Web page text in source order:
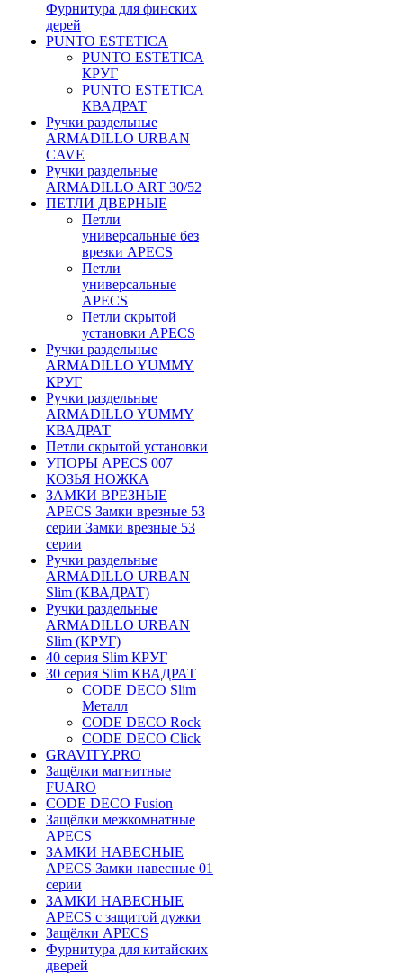
Фурнитура для финских
дерей
PUNTO ESTETICA
PUNTO ESTETICA
КРУГ
PUNTO ESTETICA
КВАДРАТ
Ручки раздельные
ARMADILLO URBAN
CAVE
Ручки раздельные
ARMADILLO ART 30/52
ПЕТЛИ ДВЕРНЫЕ
Петли
универсальные без
врезки APECS
Петли
универсальные
APECS
Петли скрытой
установки APECS
Ручки раздельные
ARMADILLO YUMMY
КРУГ
Ручки раздельные
ARMADILLO YUMMY
КВАДРАТ
Петли скрытой установки
УПОРЫ APECS 007
КОЗЬЯ НОЖКА
ЗАМКИ ВРЕЗНЫЕ
APECS Замки врезные 53
серии Замки врезные 53
серии
Ручки раздельные
ARMADILLO URBAN
Slim (КВАДРАТ)
Ручки раздельные
ARMADILLO URBAN
Slim (КРУГ)
40 серия Slim КРУГ
30 серия Slim КВАДРАТ
CODE DECO Slim
Металл
CODE DECO Rock
CODE DECO Click
GRAVITY.PRO
Защёлки магнитные
FUARO
CODE DECO Fusion
Защёлки межкомнатные
APECS
ЗАМКИ НАВЕСНЫЕ
APECS Замки навесные 01
серии
ЗАМКИ НАВЕСНЫЕ
APECS с защитой дужки
Защёлки APECS
Фурнитура для китайских
дверей